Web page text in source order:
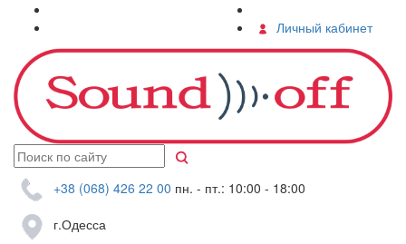
Личный кабинет
+38 (068) 426 22 00 пн. - пт.: 10:00 - 18:00
г.Одесса